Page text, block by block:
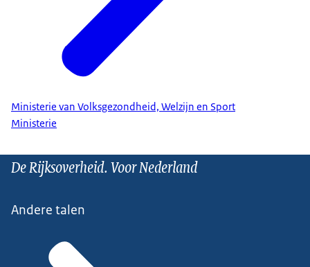
Ministerie van Volksgezondheid, Welzijn en Sport
Ministerie
De Rijksoverheid. Voor Nederland
Andere talen